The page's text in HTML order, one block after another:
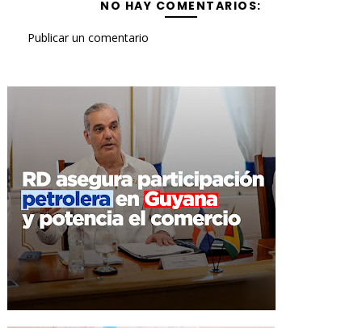
NO HAY COMENTARIOS:
Publicar un comentario